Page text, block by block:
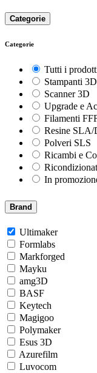
Categorie
Categorie
Tutti i
Stampanti 3D
Scanner 3D
Upgrade e
Filamenti
Resine SLA/
Polveri SLS
Ricambi e
In
Brand
Ultimaker
Formlabs
Markforged
Mayku
amg3D
BASF
Keytech
Magigoo
Polymaker
Esus 3D
Azurefilm
Luvocom